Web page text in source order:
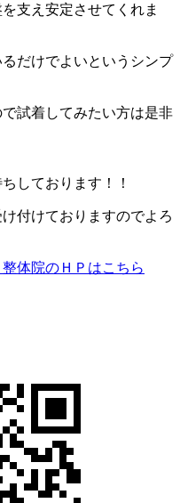
支え安定させてくれま
だけでよいというシンプ
試着してみたい方は是非
しております！！
付けておりますのでよろ
体院のＨＰはこちら